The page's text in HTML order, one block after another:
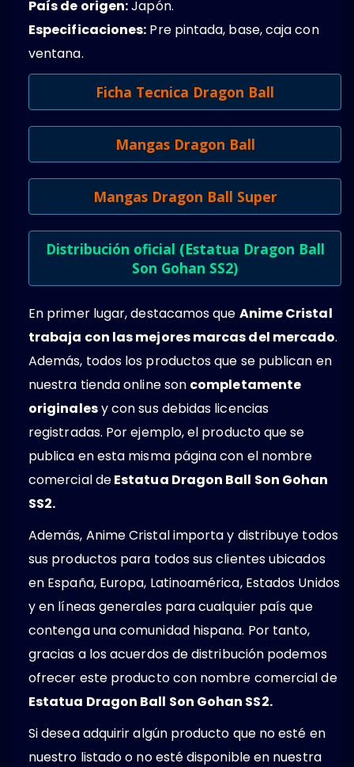
País de origen:Japón.
Especificaciones: Pre pintada, base, caja con
ventana.
Ficha Tecnica Dragon Ball
Mangas Dragon Ball
Mangas Dragon Ball Super
Distribución oficial (Estatua Dragon Ball
Son Gohan SS2)
En primer lugar, destacamos que Anime Cristal
trabaja con las mejores marcas del mercado.
Además, todos los productos que se publican en
nuestra tienda online son completamente
originalesy con sus debidas licencias
registradas. Por ejemplo, el producto que se
publica en esta misma página con el nombre
comercial deEstatua Dragon Ball Son Gohan
SS2.
Además, Anime Cristal importa y distribuye todos
sus productos para todos sus clientes ubicados
en España, Europa, Latinoamérica, Estados Unidos
y en líneas generales para cualquier país que
contenga una comunidad hispana. Por tanto,
gracias a los acuerdos de distribución podemos
ofrecer este producto con nombre comercial de
Estatua Dragon Ball Son Gohan SS2.
Si desea adquirir algún producto que no esté en
nuestro listado o no esté disponible en nuestra